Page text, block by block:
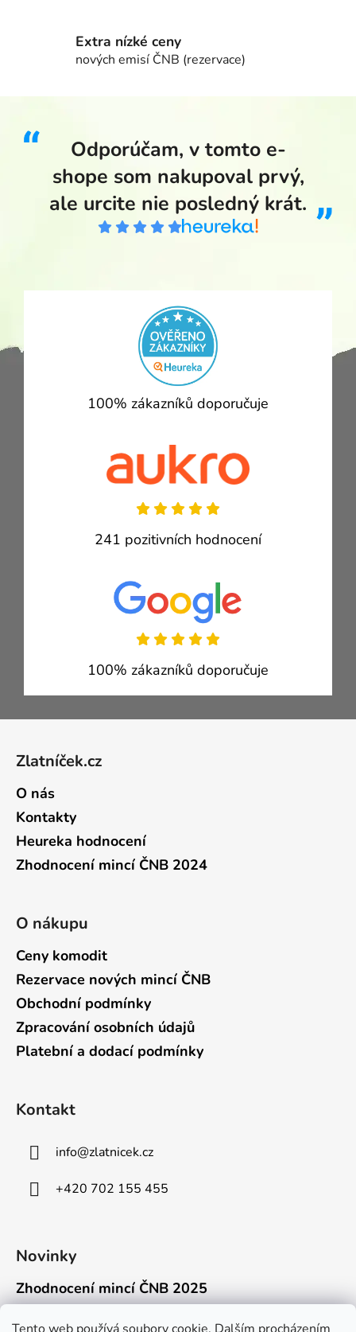
Extra nízké ceny
nových emisí ČNB (rezervace)
Odporúčam, v tomto e-
shope som nakupoval prvý,
ale urcite nie posledný krát.
100% zákazníků doporučuje
241 pozitivních hodnocení
100% zákazníků doporučuje
Zlatníček.cz
O nás
Kontakty
Heureka hodnocení
Zhodnocení mincí ČNB 2024
O nákupu
Ceny komodit
Rezervace nových mincí ČNB
Obchodní podmínky
Zpracování osobních údajů
Platební a dodací podmínky
Kontakt
info@zlatnicek.cz
+420 702 155 455
Novinky
Zhodnocení mincí ČNB 2025
Připravili jsme pro vás jednoduchý a př...